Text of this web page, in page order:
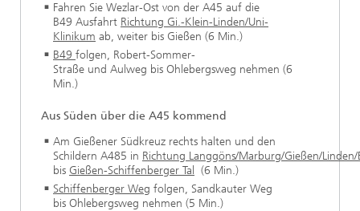
Fahren Sie Wezlar-Ost von der A45 auf die
B49 Ausfahrt Richtung Gi.-Klein-Linden/Uni-
Klinikum ab, weiter bis Gießen (6 Min.)
B49 folgen, Robert-Sommer-
Straße und Aulweg bis Ohlebergsweg nehmen (6
Min.)
Aus Süden über die A45 kommend
Am Gießener Südkreuz rechts halten und den
Schildern A485 in Richtung Langgöns/Marburg/Gießen/Linden/
bis Gießen-Schiffenberger Tal
(6 Min.)
Schiffenberger Weg folgen, Sandkauter Weg
bis Ohlebergsweg nehmen (5 Min.)